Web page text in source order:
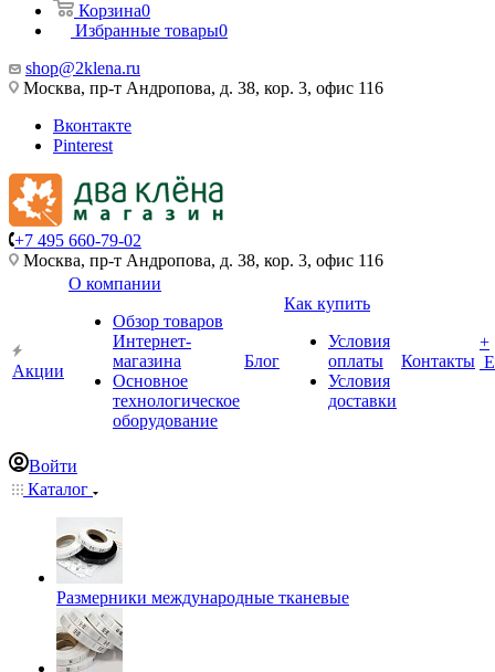
Корзина0
Избранные товары0
shop@2klena.ru
Москва, пр-т Андропова, д. 38, кор. 3, офис 116
Вконтакте
Pinterest
+7 495 660-79-02
Москва, пр-т Андропова, д. 38, кор. 3, офис 116
Акции
О компании
Обзор товаров
Интернет-
магазина
Основное
технологическое
оборудование
Блог
Как купить
Условия
оплаты
Условия
доставки
Контакты
+
Войти
Каталог
Размерники международные тканевые